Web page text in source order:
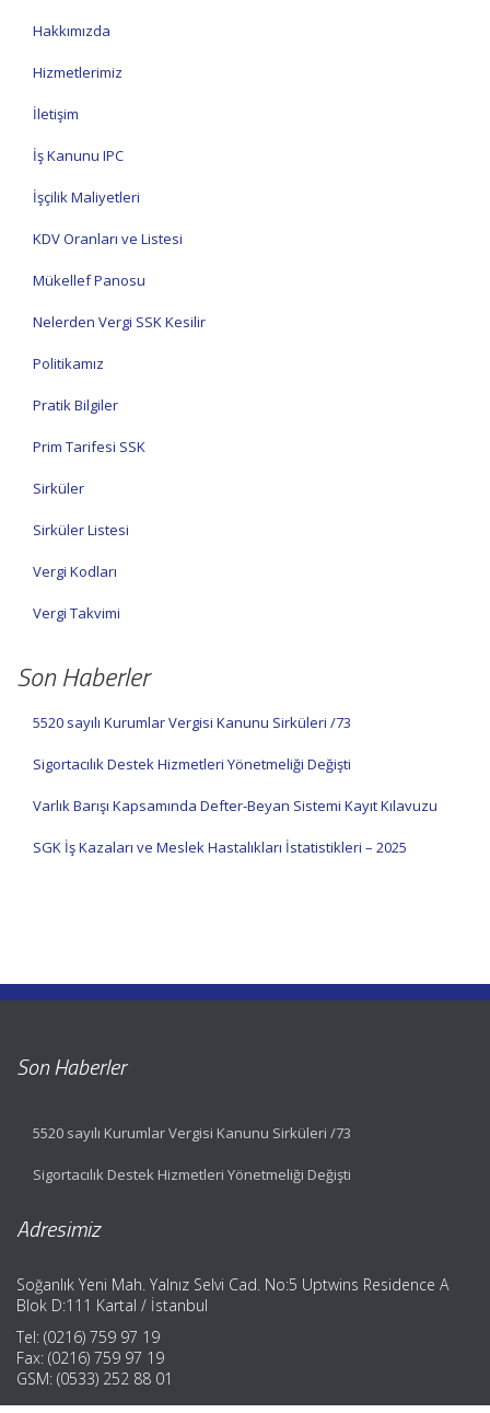
Hakkımızda
Hizmetlerimiz
İletişim
İş Kanunu IPC
İşçilik Maliyetleri
KDV Oranları ve Listesi
Mükellef Panosu
Nelerden Vergi SSK Kesilir
Politikamız
Pratik Bilgiler
Prim Tarifesi SSK
Sirküler
Sirküler Listesi
Vergi Kodları
Vergi Takvimi
Son Haberler
5520 sayılı Kurumlar Vergisi Kanunu Sirküleri /73
Sigortacılık Destek Hizmetleri Yönetmeliği Değişti
Varlık Barışı Kapsamında Defter-Beyan Sistemi Kayıt Kılavuzu
SGK İş Kazaları ve Meslek Hastalıkları İstatistikleri – 2025
Son Haberler
5520 sayılı Kurumlar Vergisi Kanunu Sirküleri /73
Sigortacılık Destek Hizmetleri Yönetmeliği Değişti
Adresimiz
Soğanlık Yeni Mah. Yalnız Selvi Cad. No:5 Uptwins Residence A
Blok D:111 Kartal / İstanbul
Tel: (0216) 759 97 19
Fax: (0216) 759 97 19
GSM: (0533) 252 88 01